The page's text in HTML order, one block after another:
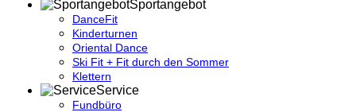
Sportangebot
DanceFit
Kinderturnen
Oriental Dance
Ski Fit + Fit durch den Sommer
Klettern
Service
Fundbüro